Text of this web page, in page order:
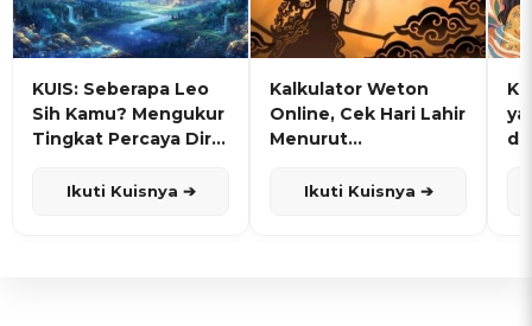
KUIS: Seberapa Leo
Sih Kamu? Mengukur
Tingkat Percaya Diri
Ikuti Kuisnya ➔
Kalkulator Weton
Online, Cek Hari Lahir
Menurut
Ikuti Kuisnya ➔